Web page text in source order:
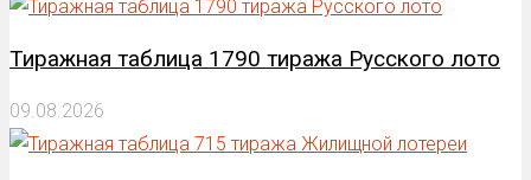
Тиражная таблица 1790 тиража Русского лото
09.08.2026